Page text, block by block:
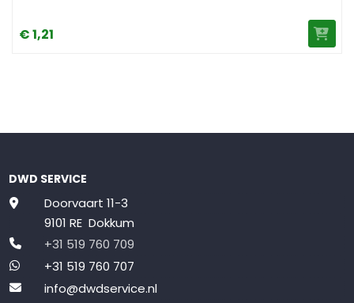
€1,21
DWD SERVICE
Doorvaart 11-3
9101 RE Dokkum
+31 519 760 709
+31 519 760 707
info@dwdservice.nl